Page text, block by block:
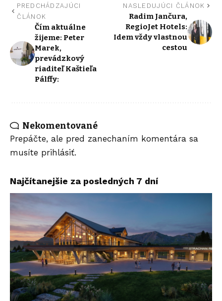
PREDCHÁDZAJÚCI
ČLÁNOK
Čím aktuálne
žijeme: Peter
Marek,
prevádzkový
riaditeľ Kaštieľa
Pálffy:
NASLEDUJÚCI ČLÁNOK
Radim Jančura,
RegioJet Hotels:
Idem vždy vlastnou
cestou
Nekomentované
Prepáčte, ale pred zanechaním komentára sa
musíte prihlásiť.
Najčítanejšie za posledných 7 dní